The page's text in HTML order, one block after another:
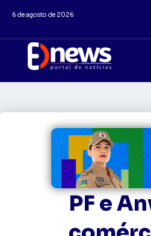
6 de agosto de 2026
PF e